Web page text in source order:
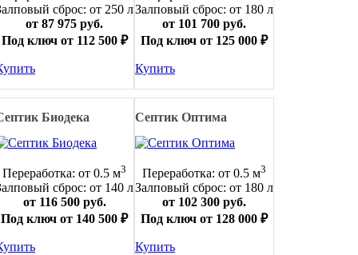
сброс: от 250 л
от 87 975 руб.
Под ключ от 112 500 ₽
Залповый сброс: от 180 л
от 101 700 руб.
Под ключ от 125 000 ₽
Купить
Биодека
Переработка: от 0.5 м3
сброс: от 140 л
от 116 500 руб.
Под ключ от 140 500 ₽
Септик Оптима
Переработка: от 0.5 м3
Залповый сброс: от 180 л
от 102 300 руб.
Под ключ от 128 000 ₽
Купить